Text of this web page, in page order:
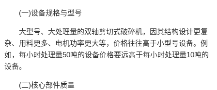
(一)设备规格与型号​
大型号、大处理量的双轴剪切式破碎机，因其结构设计更复
杂、用料更多、电机功率更大等，价格往往高于小型号设备。例
如，每小时处理量50吨的设备价格要远高于每小时处理量10吨的
设备。​
(二)核心部件质量​